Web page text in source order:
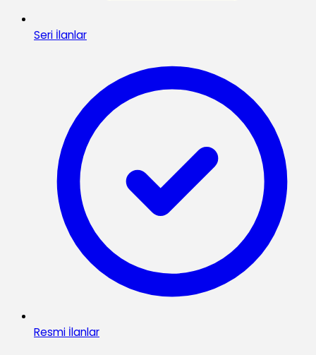
Seri İlanlar
Resmi İlanlar